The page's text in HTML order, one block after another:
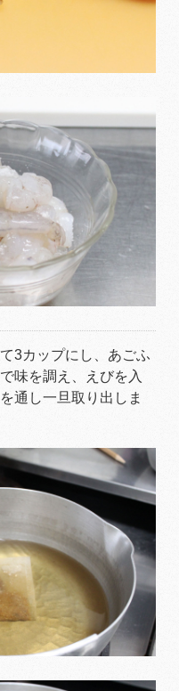
3カップにし、あごふ
味を調え、えびを入
通し一旦取り出しま